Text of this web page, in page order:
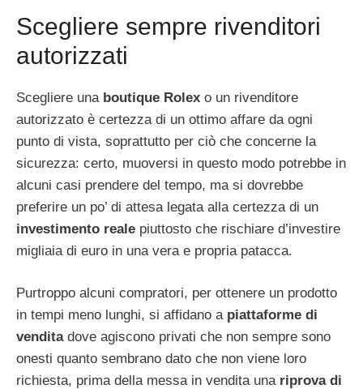
Scegliere sempre rivenditori
autorizzati
Scegliere una boutique Rolex o un rivenditore
autorizzato è certezza di un ottimo affare da ogni
punto di vista, soprattutto per ciò che concerne la
sicurezza: certo, muoversi in questo modo potrebbe in
alcuni casi prendere del tempo, ma si dovrebbe
preferire un po’ di attesa legata alla certezza di un
investimento reale piuttosto che rischiare d’investire
migliaia di euro in una vera e propria patacca.
Purtroppo alcuni compratori, per ottenere un prodotto
in tempi meno lunghi, si affidano apiattaforme di
venditadove agiscono privati che non sempre sono
onesti quanto sembrano dato che non viene loro
richiesta, prima della messa in vendita una riprova di